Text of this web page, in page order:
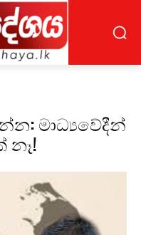
මාධ්‍යවේදීන්
නෑ!